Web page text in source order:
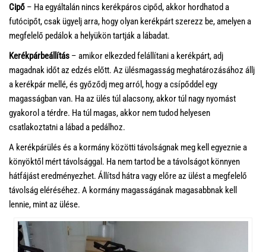
Cipő – Ha egyáltalán nincs kerékpáros cipőd, akkor hordhatod a
futócipőt, csak ügyelj arra, hogy olyan kerékpárt szerezz be, amelyen a
megfelelő pedálok a helyükön tartják a lábadat.
Kerékpárbeállítás – amikor elkezded felállítani a kerékpárt, adj
magadnak időt az edzés előtt. Az ülésmagasság meghatározásához állj
a kerékpár mellé, és győződj meg arról, hogy a csípőddel egy
magasságban van. Ha az ülés túl alacsony, akkor túl nagy nyomást
gyakorol a térdre. Ha túl magas, akkor nem tudod helyesen
csatlakoztatni a lábad a pedálhoz.
A kerékpárülés és a kormány közötti távolságnak meg kell egyeznie a
könyöktől mért távolsággal. Ha nem tartod be a távolságot könnyen
hátfájást eredményezhet. Állítsd hátra vagy előre az ülést a megfelelő
távolság eléréséhez. A kormány magasságának magasabbnak kell
lennie, mint az ülése.